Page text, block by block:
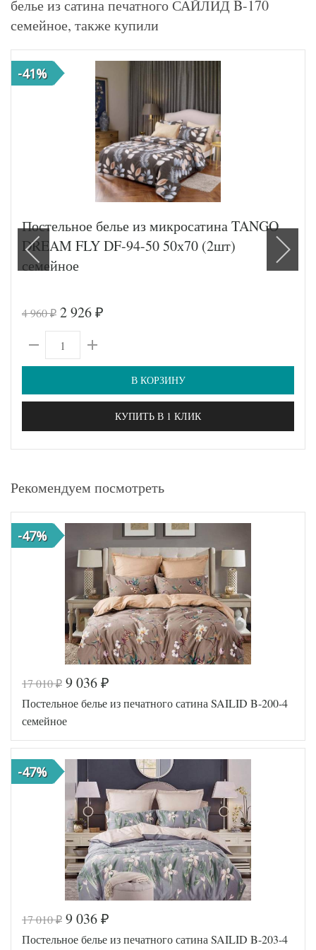
белье из сатина печатного САЙЛИД B-170
семейное, также купили
-41%
Постельное белье из микросатина TANGO
DREAM FLY DF-94-50 50х70 (2шт)
семейное
4 960₽ 2 926 ₽
В КОРЗИНУ
КУПИТЬ В 1 КЛИК
Рекомендуем посмотреть
-47%
Код товара
545-256
Артикул
SLD-B-
17 010₽ 9 036 ₽
Постельное белье из печатного сатина SAILID B-200-4
семейное
-47%
17 010₽ 9 036 ₽
Постельное белье из печатного сатина SAILID B-203-4